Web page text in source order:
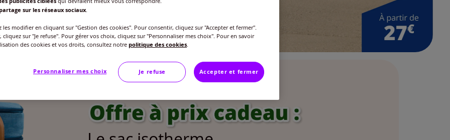
sur les réseaux sociaux
les modifier en cliquant sur "Gestion des cookies". Pour consentir, cliquez sur "Accepter et fermer".
cliquez sur "Je refuse". Pour gérer vos choix, cliquez sur "Personnaliser mes choix". Pour en savoir
des cookies et vos droits, consultez notre politique des cookies
Personnaliser mes choix Je refuse Accepter et fermer